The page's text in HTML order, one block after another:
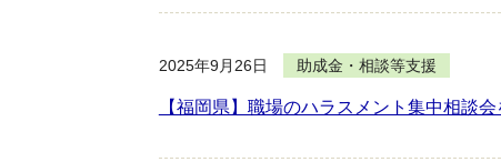
2025年9月26日 助成金・相談等支援
【福岡県】職場のハラスメント集中相談